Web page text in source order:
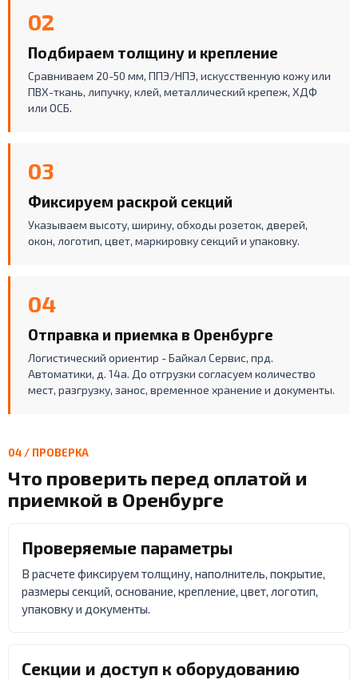
02
Подбираем толщину и крепление
Сравниваем 20-50 мм, ППЭ/НПЭ, искусственную кожу или
ПВХ-ткань, липучку, клей, металлический крепеж, ХДФ
или ОСБ.
03
Фиксируем раскрой секций
Указываем высоту, ширину, обходы розеток, дверей,
окон, логотип, цвет, маркировку секций и упаковку.
04
Отправка и приемка в Оренбурге
Логистический ориентир - Байкал Сервис, прд.
Автоматики, д. 14а. До отгрузки согласуем количество
мест, разгрузку, занос, временное хранение и документы.
04 / ПРОВЕРКА
Что проверить перед оплатой и
приемкой в Оренбурге
Проверяемые параметры
В расчете фиксируем толщину, наполнитель, покрытие,
размеры секций, основание, крепление, цвет, логотип,
упаковку и документы.
Секции и доступ к оборудованию